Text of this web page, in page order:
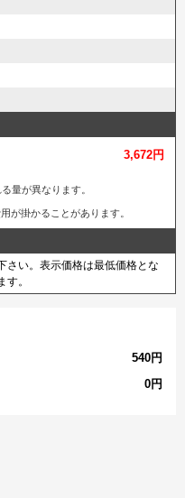
3,672円
量が異なります。
が掛かることがあります。
さい。表示価格は最低価格とな
。
540円
0円